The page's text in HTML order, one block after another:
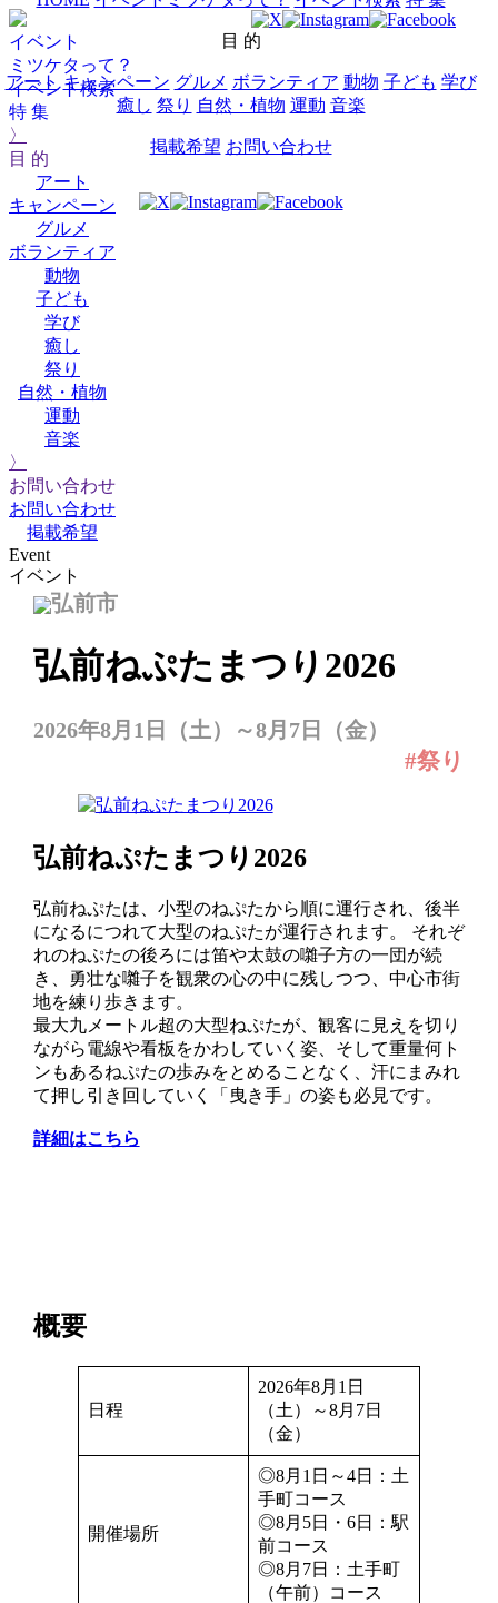
イベント
ミツケタって？
イベント検索
特 集
〉
目 的
アート
キャンペーン
グルメ
ボランティア
動物
子ども
学び
癒し
祭り
自然・植物
運動
音楽
〉
お問い合わせ
お問い合わせ
掲載希望
目 的
アート キャンペーン グルメ ボランティア 動物 子ども 学び
癒し 祭り 自然・植物 運動 音楽
掲載希望 お問い合わせ
Event
イベント
弘前市
弘前ねぷたまつり2026
2026年8月1日（土）～8月7日（金）
#祭り
弘前ねぷたまつり2026
弘前ねぷたは、小型のねぷたから順に運行され、後半
になるにつれて大型のねぷたが運行されます。 それぞ
れのねぷたの後ろには笛や太鼓の囃子方の一団が続
き、勇壮な囃子を観衆の心の中に残しつつ、中心市街
地を練り歩きます。
最大九メートル超の大型ねぷたが、観客に見えを切り
ながら電線や看板をかわしていく姿、そして重量何ト
ンもあるねぷたの歩みをとめることなく、汗にまみれ
て押し引き回していく「曳き手」の姿も必見です。
詳細はこちら
概要
日程
2026年8月1日
（土）～8月7日
（金）
開催場所
◎8月1日～4日：土
手町コース
◎8月5日・6日：駅
前コース
◎8月7日：土手町
（午前）コース